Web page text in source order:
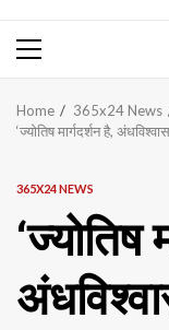
Primary
Home
365x24 News
‘ज्योतिष मार्गदर्शन है,
365X24 NEWS
‘ज्योतिष